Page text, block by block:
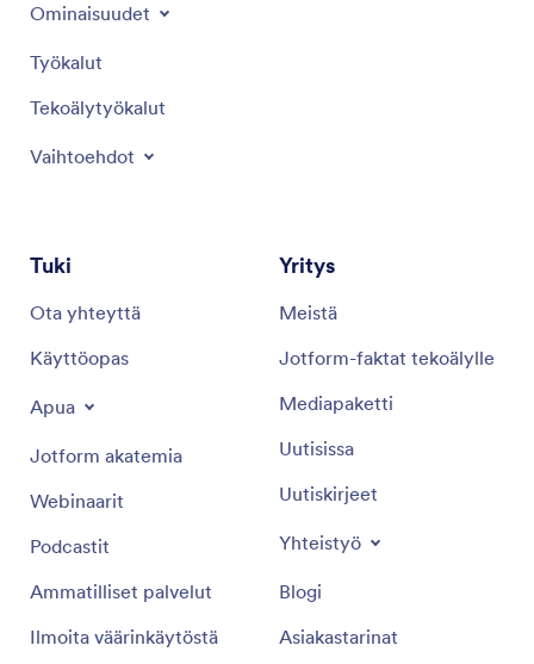
Ominaisuudet
Työkalut
Tekoälytyökalut
Vaihtoehdot
Tuki
Ota yhteyttä
Käyttöopas
Apua
Jotform akatemia
Webinaarit
Podcastit
Ammatilliset palvelut
Ilmoita väärinkäytöstä
Yritys
Meistä
Jotform-faktat tekoälylle
Mediapaketti
Uutisissa
Uutiskirjeet
Yhteistyö
Blogi
Asiakastarinat